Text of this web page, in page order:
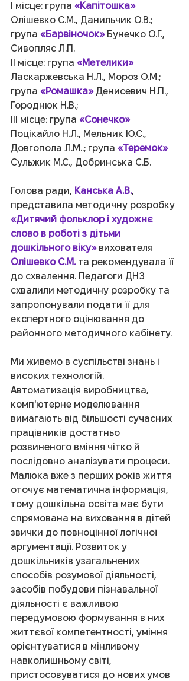
І місце: група «Капітошка»
Олішевко С.М., Данильчик О.В.;
група «Барвіночок» Бунечко О.Г.,
Сивопляс Л.П.
ІІ місце: група «Метелики»
Ласкаржевська Н.Л., Мороз О.М.;
група «Ромашка» Денисевич Н.П.,
Городнюк Н.В.;
ІІІ місце: група «Сонечко»
Поцікайло Н.Л., Мельник Ю.С.,
Довгопола Л.М..; група «Теремок»
Сульжик М.С., Добринська С.Б.
Голова ради, Канська А.В.,
представила методичну розробку
«Дитячий фольклор і художнє
слово в роботі з дітьми
дошкільного віку» вихователя
Олішевко С.М. та рекомендувала її
до схвалення. Педагоги ДНЗ
схвалили методичну розробку та
запропонували подати її для
експертного оцінювання до
районного методичного кабінету.
Ми живемо в суспільстві знань і
високих технологій.
Автоматизація виробництва,
комп'ютерне моделювання
вимагають від більшості сучасних
працівників достатньо
розвиненого вміння чітко й
послідовно аналізувати процеси.
Малюка вже з перших років життя
оточує математична інфор­мація,
тому дошкільна освіта має бути
спрямо­вана на виховання в дітей
звички до повноцін­ної логічної
аргументації. Розвиток у
дошкільни­ків узагальнених
способів розумової діяльності,
засобів побудови пізнавальної
діяльності є важ­ливою
передумовою формування в них
життє­вої компетентності, уміння
орієнтуватися в мін­ливому
навколишньому світі,
пристосовуватися до нових умов